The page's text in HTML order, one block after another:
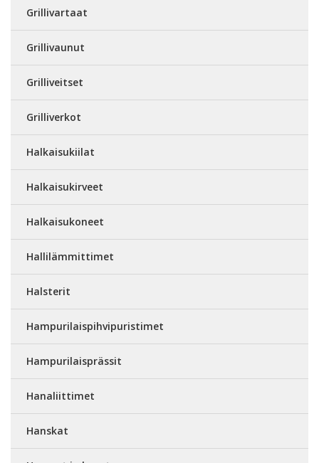
Grillivartaat
Grillivaunut
Grilliveitset
Grilliverkot
Halkaisukiilat
Halkaisukirveet
Halkaisukoneet
Hallilämmittimet
Halsterit
Hampurilaispihvipuristimet
Hampurilaisprässit
Hanaliittimet
Hanskat